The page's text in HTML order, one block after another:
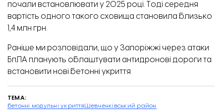
почали встановлювати у 2025 році. Тоді середня
вартість одного такого сховища становила близько
1,4 млн грн.
Раніше ми розповідали, що у Запоріжжі через атаки
БпЛА планують облаштувати антидронові дороги та
встановити нові бетонні укриття
ТЕМА:
бетонні модульні укриттяШевченківський район